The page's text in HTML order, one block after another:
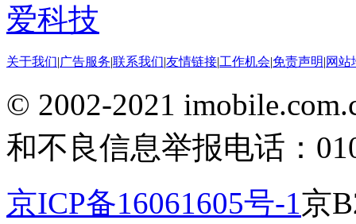
爱科技
关于我们|广告服务|联系我们|友情链接|工作机会|免责声明|网站
© 2002-2021
和不良信息举报电话：
京ICP备16061605号-1 京